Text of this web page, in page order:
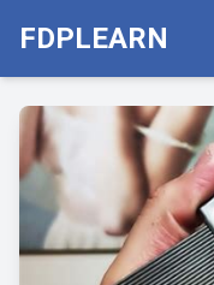
FDPLEARN